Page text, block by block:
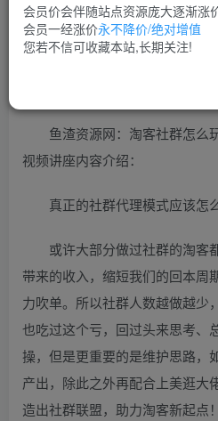
您当前未登录！建
鱼渣资源网：淘客社群怎么
视频讲座内容介绍：
真正的社群代理模式应该怎
或许大部分做过社群的淘客
带来的收入，缩短我们的回本周
力吹单。所以社群人数越做越少
也吃过这个亏，回过头来思考、
操，但是更重要的是维护思路，
产出，除此之外再配合上美逛大
造出社群联盟，助力淘客新起点！
会员价会伴随站点资源庞大逐渐涨
会员一经涨价永不降价/绝对增值
您若不信可收藏本站,长期关注!